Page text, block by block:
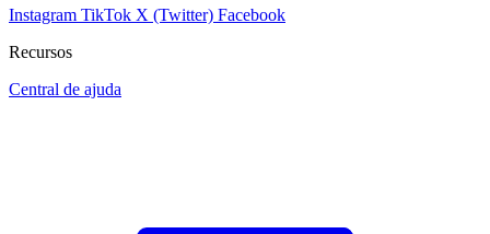
Instagram TikTok X (Twitter) Facebook
Recursos
Central de ajuda